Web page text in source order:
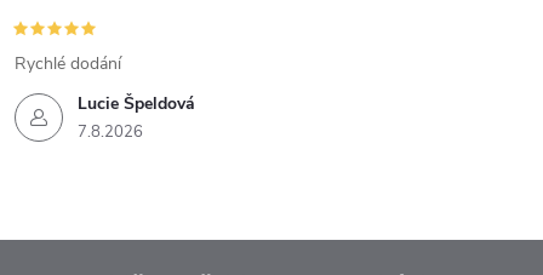
Lucie Špeldová
7.8.2026
Rychlé dodání